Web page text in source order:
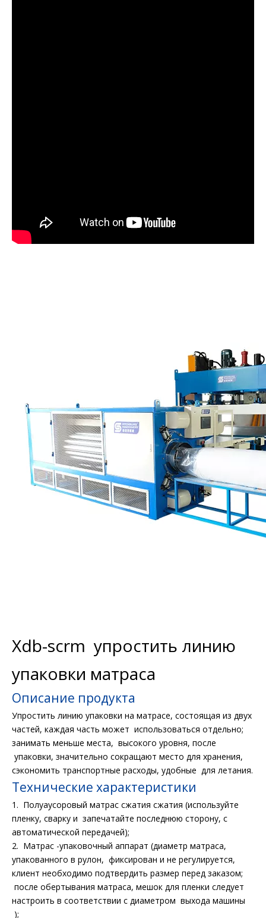
Xdb-scrm упростить линию
упаковки матраса
Описание продукта
Упростить линию упаковки на матрасе, состоящая из двух
частей, каждая часть может использоваться отдельно;
занимать меньше места, высокого уровня, после
упаковки, значительно сокращают место для хранения,
сэкономить транспортные расходы, удобные для летания.
Технические характеристики
1. Полуаусоровый матрас сжатия сжатия (используйте
пленку, сварку и запечатайте последнюю сторону, с
автоматической передачей);
2. Матрас -упаковочный аппарат (диаметр матраса,
упакованного в рулон, фиксирован и не регулируется,
клиент необходимо подтвердить размер перед заказом;
после обертывания матраса, мешок для пленки следует
настроить в соответствии с диаметром выхода машины
);